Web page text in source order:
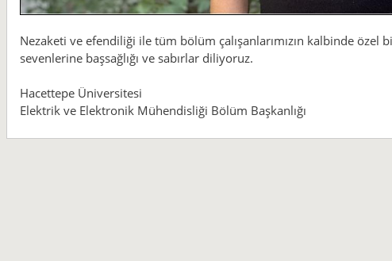
Nezaketi ve efendiliği ile tüm bölüm çalışanlarımızın kalbinde
sevenlerine başsağlığı ve sabırlar diliyoruz.
Hacettepe Üniversitesi
Elektrik ve Elektronik Mühendisliği Bölüm Başkanlığı